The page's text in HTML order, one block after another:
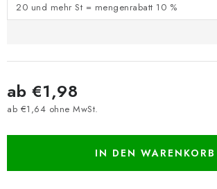
20 und mehr St = mengenrabatt 10 %
ab €1,98
ab €1,64 ohne MwSt.
IN DEN WARENKORB